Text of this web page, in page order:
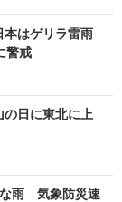
はゲリラ雷雨
警戒
日に東北に上
な雨 気象防災速